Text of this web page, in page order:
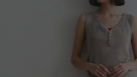
M N
U